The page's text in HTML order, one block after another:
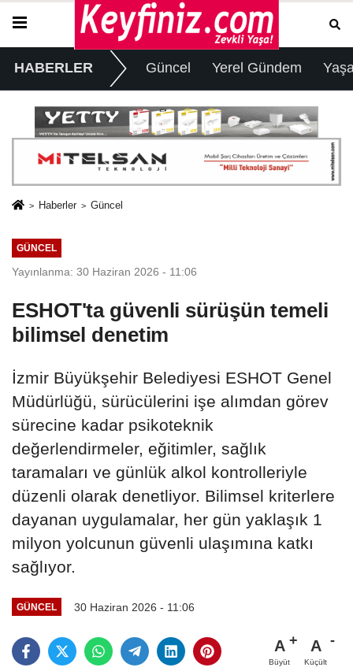
HABERLER Güncel Yerel Gündem
Haberler Güncel
GÜNCEL
Yayınlanma: 30 Haziran 2026 - 11:06
ESHOT'ta güvenli sürüşün temeli
bilimsel denetim
İzmir Büyükşehir Belediyesi ESHOT Genel
Müdürlüğü, sürücülerini işe alımdan görev
sürecine kadar psikoteknik
değerlendirmeler, eğitimler, sağlık
taramaları ve günlük alkol kontrolleriyle
düzenli olarak denetliyor. Bilimsel kriterlere
dayanan uygulamalar, her gün yaklaşık 1
milyon yolcunun güvenli ulaşımına katkı
sağlıyor.
GÜNCEL 30 Haziran 2026 - 11:06
A
Büyüt
A
Küçült